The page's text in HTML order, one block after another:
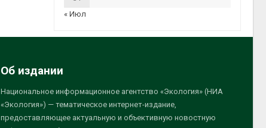
« Июл
Об издании
Национальное информационное агентство «Экология» (НИА
«Экология») — тематическое интернет-издание,
предоставляющее актуальную и объективную новостную